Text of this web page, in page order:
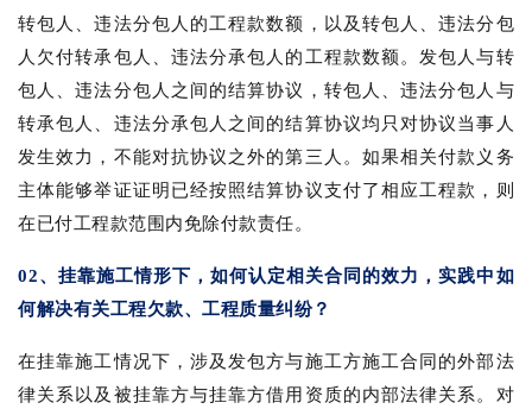
转包人、违法分包人的工程款数额，以及转包人、违法分包
人欠付转承包人、违法分承包人的工程款数额。发包人与转
包人、违法分包人之间的结算协议，转包人、违法分包人与
转承包人、违法分承包人之间的结算协议均只对协议当事人
发生效力，不能对抗协议之外的第三人。如果相关付款义务
主体能够举证证明已经按照结算协议支付了相应工程款，则
在已付工程款范围内免除付款责任。
02、挂靠施工情形下，如何认定相关合同的效力，实践中如
何解决有关工程欠款、工程质量纠纷？
在挂靠施工情况下，涉及发包方与施工方施工合同的外部法
律关系以及被挂靠方与挂靠方借用资质的内部法律关系。对